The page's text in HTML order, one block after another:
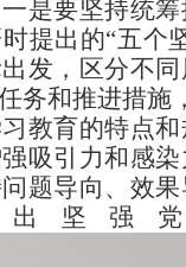
一是要坚持统
提出的“五个
发，区分不
务和推进措施
教育的特点
吸引力和感
题导向、效
坚强